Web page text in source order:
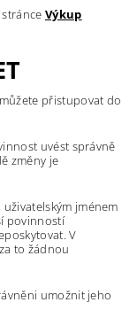
Výkup
přistupovat do
uvést správně
změny je
jménem
povinností
V
to žádnou
umožnit jeho